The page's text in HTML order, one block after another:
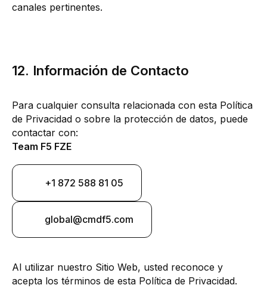
canales pertinentes.
12. Información de Contacto
Para cualquier consulta relacionada con esta Política
de Privacidad o sobre la protección de datos, puede
contactar con:
Team F5 FZE
+1 872 588 81 05
global@cmdf5.com
Al utilizar nuestro Sitio Web, usted reconoce y
acepta los términos de esta Política de Privacidad.